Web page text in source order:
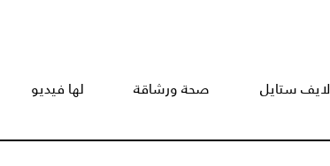
لايف ستايل صحة ورشاقة لها فيديو